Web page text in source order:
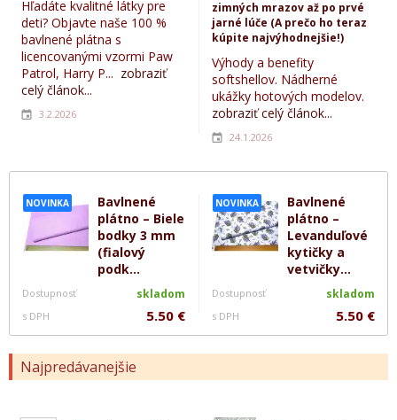
NOVINKA
Bavlnené
plátno – Biele
bodky 3 mm
(fialový
podk...
Dostupnosť skladom
s DPH 5.50 €
NOVINKA
Bavlnené
plátno –
Levanduľové
kytičky a
vetvičky...
Dostupnosť skladom
s DPH 5.50 €
Najpredávanejšie
Hľadáte kvalitné látky pre
deti? Objavte naše 100 %
bavlnené plátna s
licencovanými vzormi Paw
Patrol, Harry P... zobraziť
celý článok...
3.2.2026
zimných mrazov až po prvé
jarné lúče (A prečo ho teraz
kúpite najvýhodnejšie!)
Výhody a benefity
softshellov. Nádherné
ukážky hotových modelov.
zobraziť celý článok...
24.1.2026